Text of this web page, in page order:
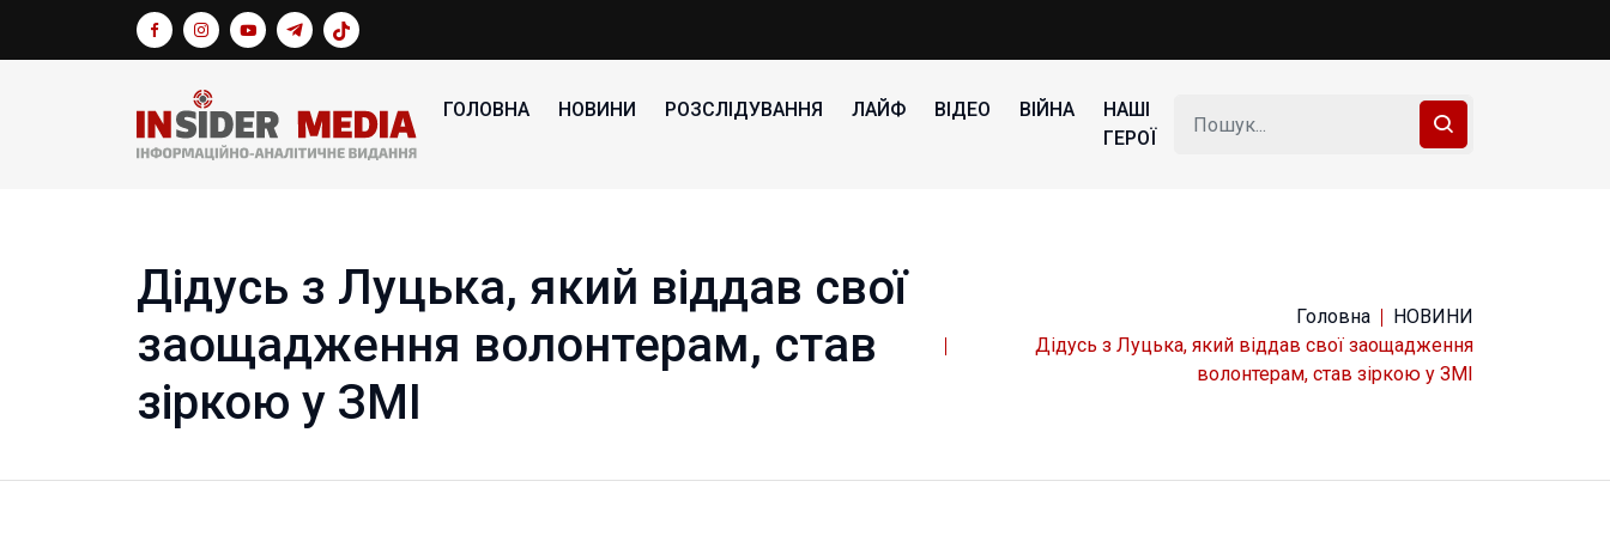
ГОЛОВНА НОВИНИ РОЗСЛІДУВАННЯ ЛАЙФ ВІДЕО ВІЙНА
НАШІ
ГЕРОЇ
Дідусь з Луцька, який віддав свої
заощадження волонтерам, став
зіркою у ЗМІ
Головна
НОВИНИ
Дідусь з Луцька, який віддав свої заощадження
волонтерам, став зіркою у ЗМІ